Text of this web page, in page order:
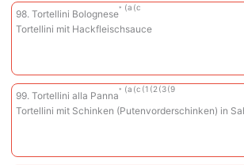
98. Tortellini Bolognese
a c
Tortellini mit Hackfleischsauce
99. Tortellini alla Panna
a c 1 2 3 9
Tortellini mit Schinken (Putenvorderschinken) in